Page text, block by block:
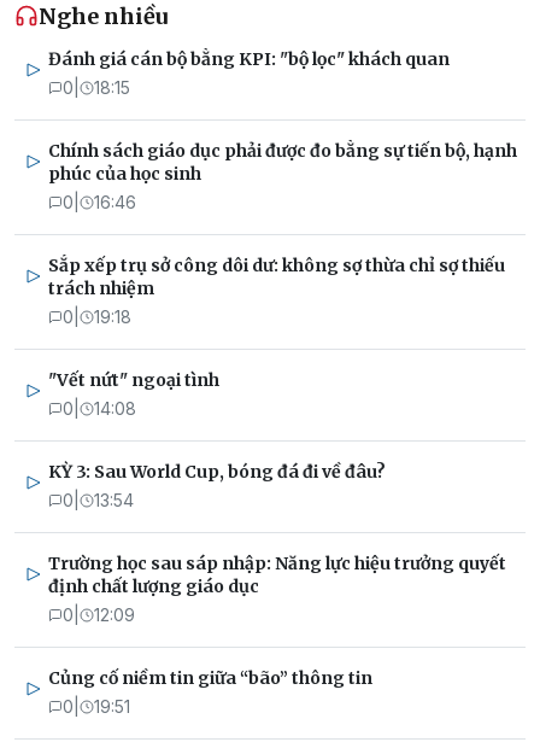
Nghe nhiều
Đánh giá cán bộ bằng KPI: "bộ lọc" khách quan
0 18:15
Chính sách giáo dục phải được đo bằng sự tiến bộ, hạnh
phúc của học sinh
0 16:46
Sắp xếp trụ sở công dôi dư: không sợ thừa chỉ sợ thiếu
trách nhiệm
0 19:18
"Vết nứt" ngoại tình
0 14:08
KỲ 3: Sau World Cup, bóng đá đi về đâu?
0 13:54
Trường học sau sáp nhập: Năng lực hiệu trưởng quyết
định chất lượng giáo dục
0 12:09
Củng cố niềm tin giữa “bão” thông tin
0 19:51